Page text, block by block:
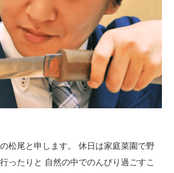
松尾と申します。 休日は家庭菜園で野
ったりと 自然の中でのんびり過ごすこ